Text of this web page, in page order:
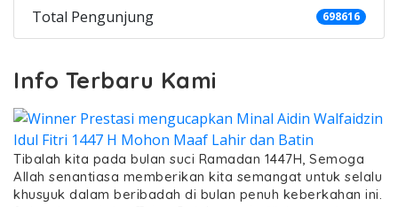
Total Pengunjung 698616
Info Terbaru Kami
Tibalah kita pada bulan suci Ramadan 1447H, Semoga
Allah senantiasa memberikan kita semangat untuk selalu
khusyuk dalam beribadah di bulan penuh keberkahan ini.